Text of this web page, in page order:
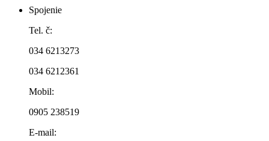
Spojenie
Tel. č:
034 6213273
034 6212361
Mobil:
0905 238519
E-mail: